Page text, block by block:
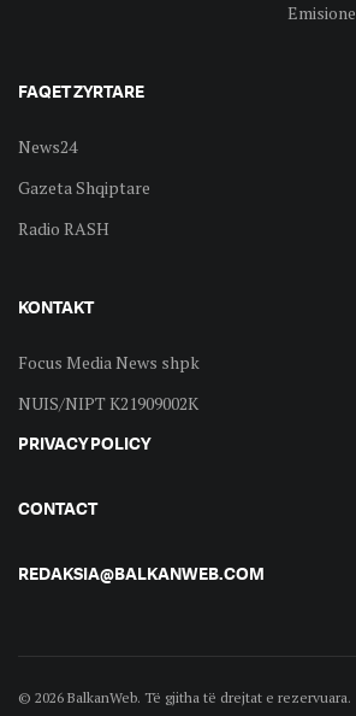
Emisione
FAQET ZYRTARE
News24
Gazeta Shqiptare
Radio RASH
KONTAKT
Focus Media News shpk
NUIS/NIPT K21909002K
PRIVACY POLICY
CONTACT
REDAKSIA@BALKANWEB.COM
© 2026 BalkanWeb. Të gjitha të drejtat e rezervuara.